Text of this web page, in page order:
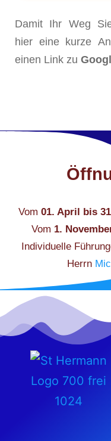
Damit Ihr Weg
hier eine kurze
einen Link zu
Vom 01. April bis
Vom 1.
Individuelle
Herrn